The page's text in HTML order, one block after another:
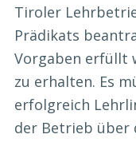
Tiroler
Prädikats
Vorgaben erfüllt
zu erhalten. Es
erfolgreich
der Betrieb über